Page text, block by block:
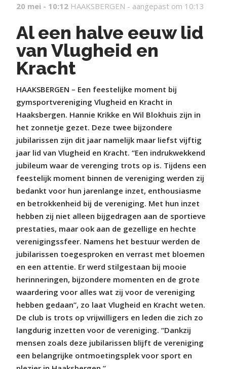
20 mei - 10:12 HAAKSBERGEN - aangepast om 10:13
Al een halve eeuw lid
van Vlugheid en
Kracht
HAAKSBERGEN – Een feestelijke moment bij
gymsportvereniging Vlugheid en Kracht in
Haaksbergen. Hannie Krikke en Wil Blokhuis zijn in
het zonnetje gezet. Deze twee bijzondere
jubilarissen zijn dit jaar namelijk maar liefst vijftig
jaar lid van Vlugheid en Kracht. “Een indrukwekkend
jubileum waar de verenging trots op is. Tijdens een
feestelijk moment binnen de vereniging werden zij
bedankt voor hun jarenlange inzet, enthousiasme
en betrokkenheid bij de vereniging. Met hun inzet
hebben zij niet alleen bijgedragen aan de sportieve
prestaties, maar ook aan de gezellige en hechte
verenigingssfeer. Namens het bestuur werden de
jubilarissen toegesproken en verrast met bloemen
en een attentie. Er werd stilgestaan bij mooie
herinneringen, bijzondere momenten en de grote
waardering voor alles wat zij voor de vereniging
hebben gedaan”, zo laat Vlugheid en Kracht weten.
De club is trots op vrijwilligers en leden die zich zo
langdurig inzetten voor de vereniging. “Dankzij
mensen zoals deze jubilarissen blijft de vereniging
een belangrijke ontmoetingsplek voor sport en